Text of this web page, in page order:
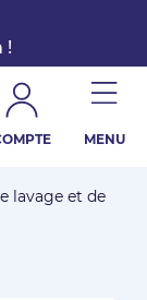
!
MENU
lavage et de